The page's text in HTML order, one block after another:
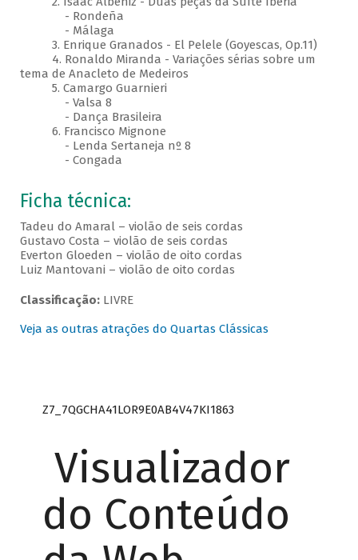
- Rondeña
- Málaga
3. Enrique Granados - El Pelele (Goyescas, Op.11)
4. Ronaldo Miranda - Variações sérias sobre um
tema de Anacleto de Medeiros
5. Camargo Guarnieri
- Valsa 8
- Dança Brasileira
6. Francisco Mignone
- Lenda Sertaneja nº 8
- Congada
Ficha técnica:
Tadeu do Amaral – violão de seis cordas
Gustavo Costa – violão de seis cordas
Everton Gloeden – violão de oito cordas
Luiz Mantovani – violão de oito cordas
Classificação:LIVRE
Veja as outras atrações do Quartas Clássicas
Z7_7QGCHA41LOR9E0AB4V47KI1863
Visualizador
do Conteúdo